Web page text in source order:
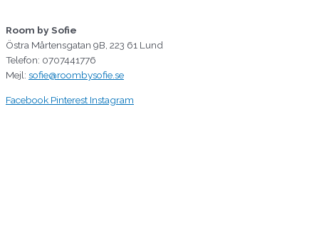
Room by Sofie
Östra Mårtensgatan 9B, 223 61 Lund
Telefon: 0707441776
Mejl: sofie@roombysofie.se
Facebook Pinterest Instagram